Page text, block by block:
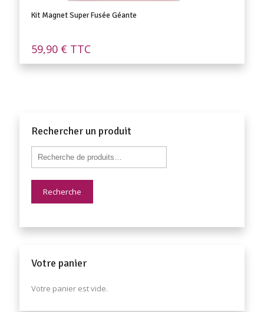
Kit Magnet Super Fusée Géante
59,90 € TTC
Rechercher un produit
Recherche
Votre panier
Votre panier est vide.